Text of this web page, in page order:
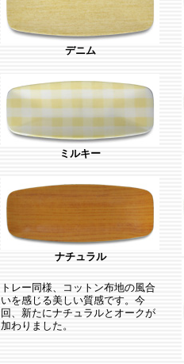
デニム
ミルキー
ナチュラル
トレー同様、コットン布地の風合
いを感じる美しい質感です。今
回、新たにナチュラルとオークが
加わりました。